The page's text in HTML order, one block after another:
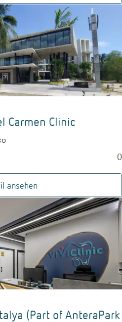
Carmen Clinic
0
ansehen
(Part of AnteraPark